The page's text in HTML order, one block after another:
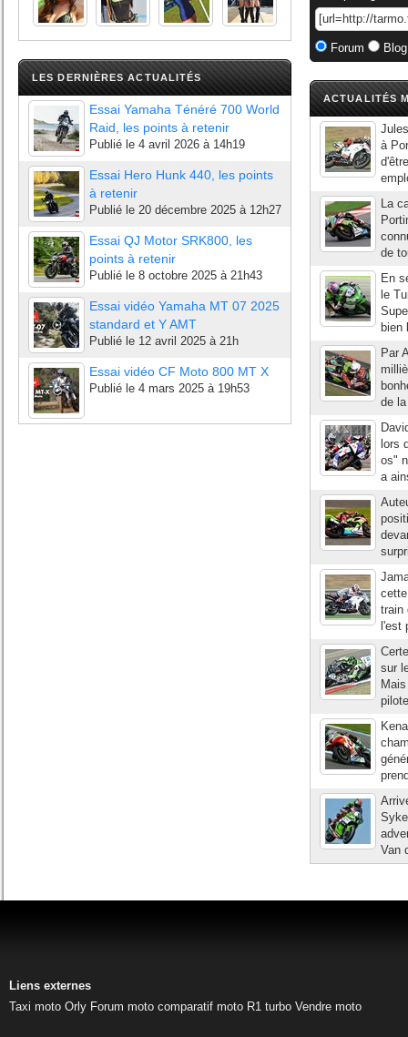
LES DERNIÈRES ACTUALITÉS
Essai Yamaha Ténéré 700 World
Raid, les points à retenir
Publié le 4 avril 2026 à 14h19
Essai Hero Hunk 440, les points
à retenir
Publié le 20 décembre 2025 à 12h27
Essai QJ Motor SRK800, les
points à retenir
Publié le 8 octobre 2025 à 21h43
Essai vidéo Yamaha MT 07 2025
standard et Y AMT
Publié le 12 avril 2025 à 21h
Essai vidéo CF Moto 800 MT X
Publié le 4 mars 2025 à 19h53
Forum
ACTUALITÉS
à
La
de
En
le
bien
Par
de
lors
os"
a
train
l'est
sur
Van
Liens externes
Taxi moto Orly Forum moto comparatif moto R1 turbo Vendre moto